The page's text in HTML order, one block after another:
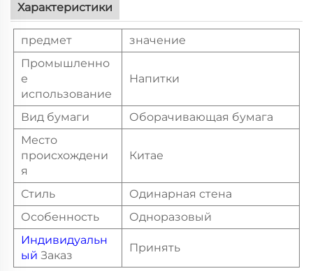
Характеристики
предмет
значение
Промышленно
е
использование
Напитки
Вид бумаги
Оборачивающая бумага
Место
происхождени
я
Китае
Стиль
Одинарная стена
Особенность
Одноразовый
Индивидуальн
ый Заказ
Принять